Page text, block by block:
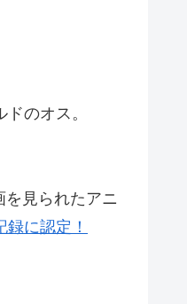
のオス。
を見られたアニ
に認定！